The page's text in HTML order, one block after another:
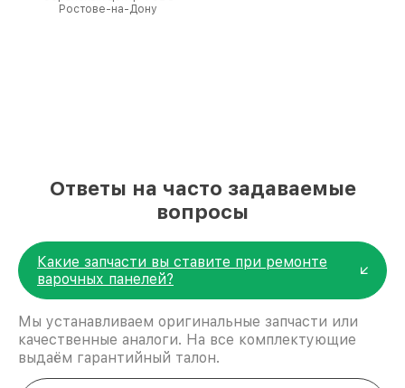
полной сохранности и бесплатно.
Ростове-на-Дону
Ответы на часто задаваемые
вопросы
Какие запчасти вы ставите при ремонте
варочных панелей?
Мы устанавливаем оригинальные запчасти или
качественные аналоги. На все комплектующие
выдаём гарантийный талон.